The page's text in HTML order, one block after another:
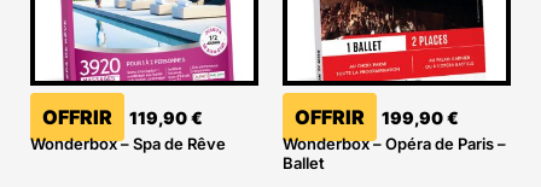
OFFRIR 119,90€
Wonderbox – Spa de Rêve
OFFRIR 199,90€
Wonderbox – Opéra de Paris –
Ballet